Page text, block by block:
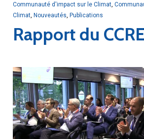
Communauté d'impact sur le Climat,
Climat, Nouveautés Publications
Rapport du